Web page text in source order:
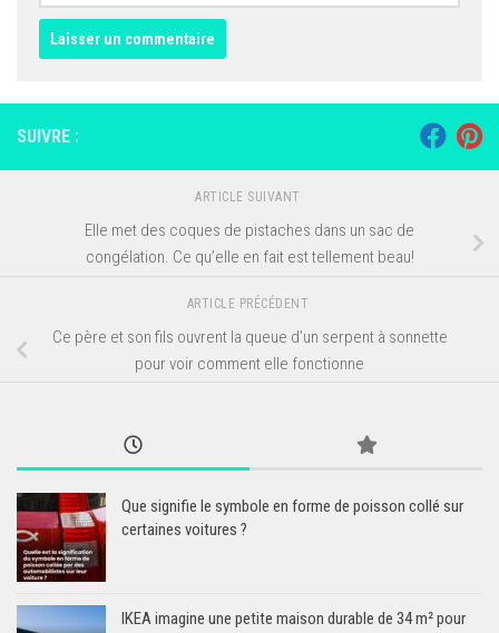
SUIVRE :
ARTICLE SUIVANT
Elle met des coques de pistaches dans un sac de
congélation. Ce qu’elle en fait est tellement beau!
ARTICLE PRÉCÉDENT
Ce père et son fils ouvrent la queue d’un serpent à sonnette
pour voir comment elle fonctionne
Que signifie le symbole en forme de poisson collé sur
certaines voitures ?
IKEA imagine une petite maison durable de 34 m² pour